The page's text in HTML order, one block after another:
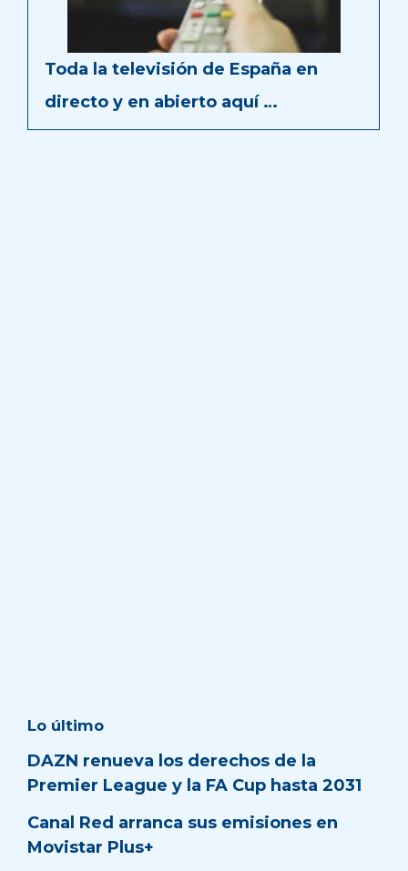
Toda la televisión de España en
directo y en abierto aquí …
Lo último
DAZN renueva los derechos de la
Premier League y la FA Cup hasta 2031
Canal Red arranca sus emisiones en
Movistar Plus+